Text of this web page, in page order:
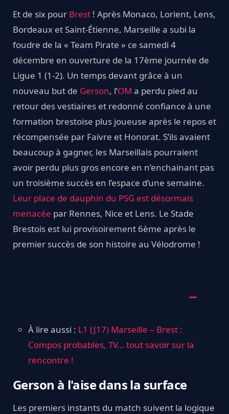
Et de six pour Brest ! Après Monaco, Lorient, Lens,
Bordeaux et Saint-Étienne, Marseille a subi la
foudre de la « Team Pirate » ce samedi 4
décembre en ouverture de la 17ème journée de
Ligue 1 (1-2). Un temps devant grâce à un
nouveau but de Gerson, l’OM a perdu pied au
retour des vestiaires et redonné confiance à une
formation brestoise plus joueuse après le repos et
récompensée par Faivre et Honorat. S’ils avaient
beaucoup à gagner, les Marseillais pourraient
avoir perdu plus gros encore en n’enchainant pas
un troisième succès en l’espace d’une semaine.
Leur place de dauphin du PSG est désormais
menacée par Rennes, Nice et Lens. Le Stade
Brestois est lui provisoirement 6ème après le
premier succès de son histoire au Vélodrome !
À lire aussi : L1 (J17) Marseille – Brest :
Compos probables, TV… tout savoir sur la
rencontre !
Gerson à l'aise dans la surface
Les premiers instants du match suivent la logique